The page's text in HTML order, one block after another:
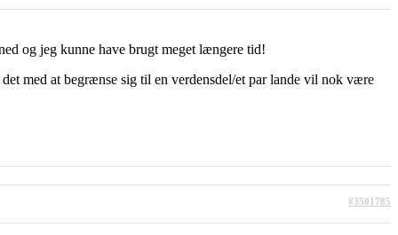
og jeg kunne have brugt meget længere tid!
med at begrænse sig til en verdensdel/et par lande vil nok være
#3501785